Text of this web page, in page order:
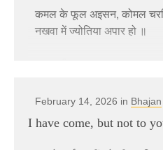
खाली बतिया ना, पियास मिटावे ॥
अईलीं सरनिया तोहार, गुरु जी
सुनीला कि अंदर, आनंद भरब बा।
कइसे जाईं दरवाजा, बंद परल बंद
कमल के फूल अइसन, कोमल
नखवा में ज्योतिया अपार हो ॥
चमचम चमकेला राउर सुरतिया।
February 14, 2026 in Bhajan
I have come, but not to